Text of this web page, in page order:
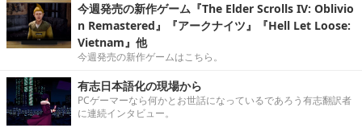
今週発売の新作ゲーム『The Elder Scrolls IV: Oblivio
n Remastered』『アークナイツ』『Hell Let Loose:
Vietnam』他
今週発売の新作ゲームはこちら。
有志日本語化の現場から
PCゲーマーなら何かとお世話になっているであろう有志翻訳者
に連続インタビュー。